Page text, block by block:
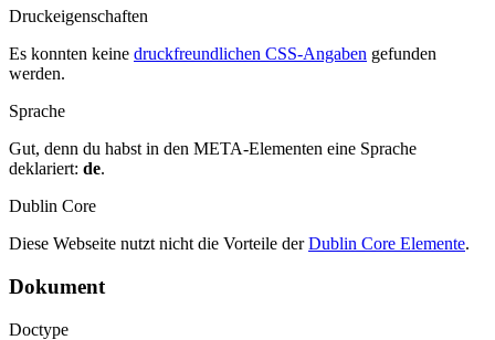
Druckeigenschaften
Es konnten keine druckfreundlichen CSS-Angaben gefunden
werden.
Sprache
Gut, denn du habst in den META-Elementen eine Sprache
deklariert: de.
Dublin Core
Diese Webseite nutzt nicht die Vorteile derDublin Core Elemente.
Dokument
Doctype